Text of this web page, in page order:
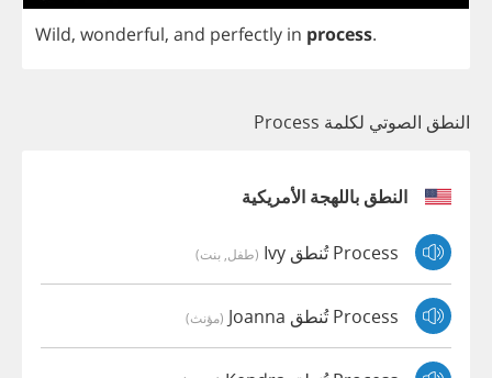
Wild, wonderful, and perfectly in process.
النطق الصوتي لكلمة Process
النطق باللهجة الأمريكية
Process تُنطق Ivy (طفل, بنت)
Process تُنطق Joanna (مؤنث)